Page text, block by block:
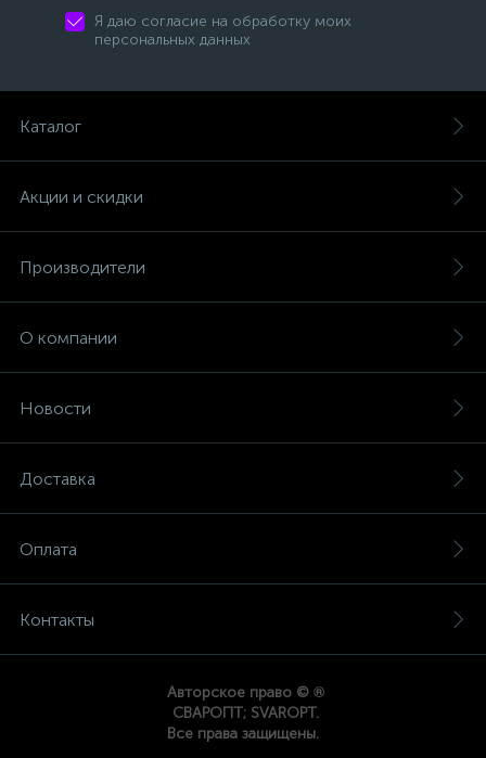
Я даю согласие на обработку моих
персональных данных
Каталог
Акции и скидки
Производители
О компании
Новости
Доставка
Оплата
Контакты
Авторское право © ®
СВАРОПТ; SVAROPT.
Все права защищены.